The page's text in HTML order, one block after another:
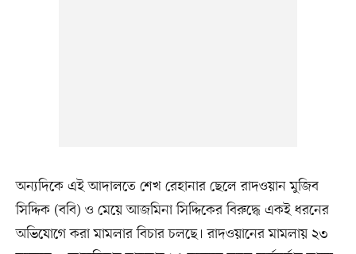
অন্যদিকে এই আদালতে শেখ রেহানার ছেলে রাদওয়ান মুজিব
সিদ্দিক (ববি) ও মেয়ে আজমিনা সিদ্দিকের বিরুদ্ধে একই ধরনের
অভিযোগে করা মামলার বিচার চলছে। রাদওয়ানের মামলায় ২৩